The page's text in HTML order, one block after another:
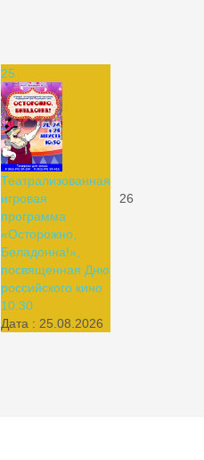
25
Театрализованная
игровая
программа
«Осторожно,
Беладонна!»,
посвященная Дню
российского кино
10:30
Дата : 25.08.2026
26